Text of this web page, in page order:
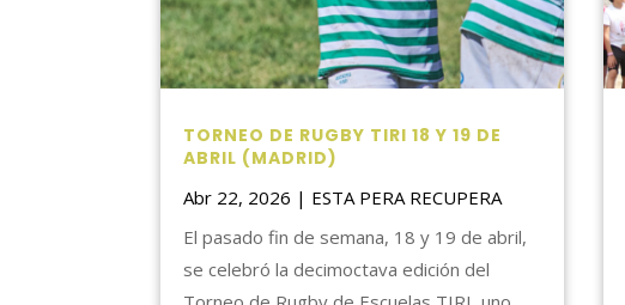
TORNEO DE RUGBY TIRI 18 Y 19 DE
ABRIL (MADRID)
Abr 22, 2026 | ESTA PERA RECUPERA
El pasado fin de semana, 18 y 19 de abril,
se celebró la decimoctava edición del